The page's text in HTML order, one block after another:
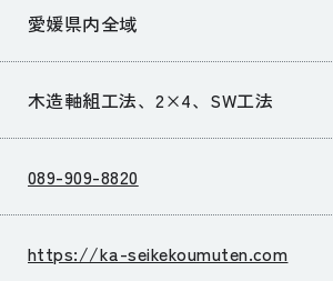
愛媛県内全域
木造軸組工法、2×4、SW工法
089-909-8820
https://ka-seikekoumuten.com